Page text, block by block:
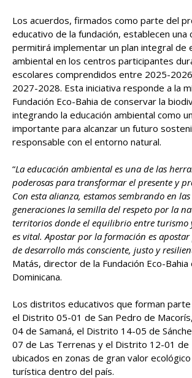
Los acuerdos, firmados como parte del
educativo de la fundación, establecen una
permitirá implementar un plan integral de
ambiental en los centros participantes
escolares comprendidos entre 2025-
2027-2028. Esta iniciativa responde a la
Fundación Eco-Bahia de conservar la
integrando la educación ambiental como
importante para alcanzar un futuro
responsable con el entorno natural.
“La educación ambiental es una de las
poderosas para transformar el presente y
Con esta alianza, estamos sembrando en
generaciones la semilla del respeto por la
territorios donde el equilibrio entre turismo
es vital. Apostar por la formación es
de desarrollo más consciente, justo y
Matás, director de la Fundación Eco-Bahia
Dominicana.
Los distritos educativos que forman
el Distrito 05-01 de San Pedro de
04 de Samaná, el Distrito 14-05 de
07 de Las Terrenas y el Distrito 12-01
ubicados en zonas de gran valor
turística dentro del país.